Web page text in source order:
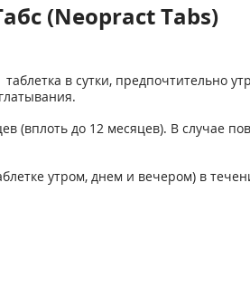
(Neopract Tabs)
в сутки, предпочтительно
(вплоть до 12 месяцев). В случае
утром, днем и вечером) в